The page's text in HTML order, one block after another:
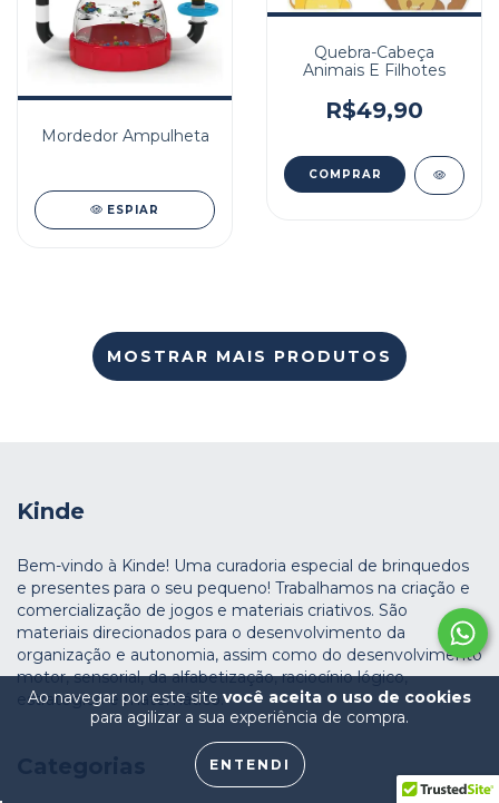
Ao navegar por este site você aceita o uso de cookies
para agilizar a sua experiência de compra.
ENTENDI
Mordedor Ampulheta
ESPIAR
Quebra-Cabeça
Animais E Filhotes
R$49,90
MOSTRAR MAIS PRODUTOS
Kinde
Bem-vindo à Kinde! Uma curadoria especial de brinquedos
e presentes para o seu pequeno! Trabalhamos na criação e
comercialização de jogos e materiais criativos. São
materiais direcionados para o desenvolvimento da
organização e autonomia, assim como do desenvolvimento
motor, sensorial, da alfabetização, raciocínio lógico,
estratégico e matemático.